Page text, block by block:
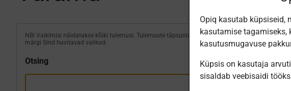
NB! Vaikimisi näidatakse kõiki tulemusi. Tulemuste täpsustamiseks
märgi Sind huvitavad valikud.
Otsing
Leiti 3 vastet
Opiq kasutab küpsiseid,
kasutamise
kasutusmugavuse
Küpsis on kasutaja
sisaldab veebisaidi